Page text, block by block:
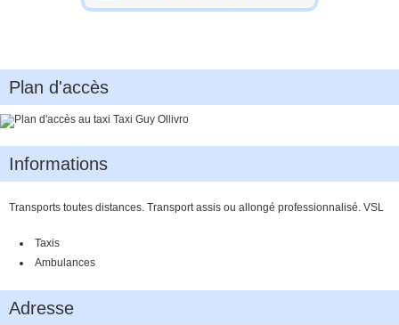
Plan d'accès
Informations
Transports toutes distances. Transport assis ou allongé professionnalisé. VSL
Taxis
Ambulances
Adresse